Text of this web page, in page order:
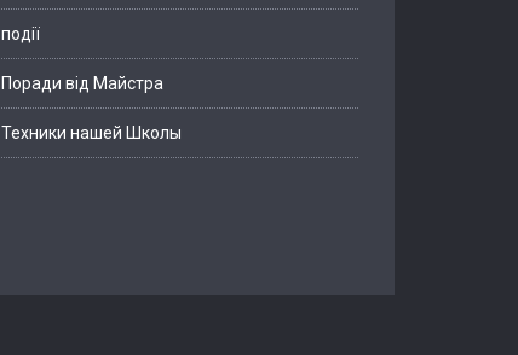
події
Поради від Майстра
Техники нашей Школы